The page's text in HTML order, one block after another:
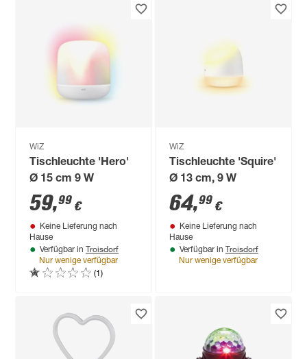
WiZ
Tischleuchte 'Hero'
Ø 15 cm 9 W
59,99 €
Keine Lieferung nach
Hause
Verfügbar in Troisdorf
Nur wenige verfügbar
(1)
WiZ
Tischleuchte 'Squire'
Ø 13 cm, 9 W
64,99 €
Keine Lieferung nach
Hause
Verfügbar in Troisdorf
Nur wenige verfügbar